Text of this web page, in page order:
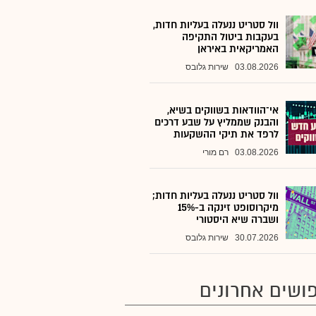
וול סטריט ננעלה בעליות חדות,
בעקבות ביטול התקיפה
האמריקאית באיראן
03.08.2026 שירות גלובס
אי־הוודאות בשווקים בשיא,
והבנק שממליץ על שבע דרכים
לרפד את תיקי ההשקעות
03.08.2026 רם מורי
וול סטריט ננעלה בעליות חדות;
מיקרוסופט זינקה ב-15%
ושברה שיא היסטורי
30.07.2026 שירות גלובס
אחרונים